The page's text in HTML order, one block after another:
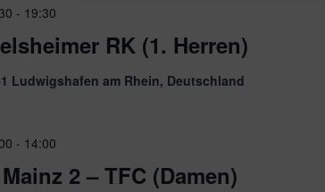
RK (1. Herren)
- 19:30
Ludwigshafen am Rhein, Deutschland
2 – TFC (Damen)
- 14:00